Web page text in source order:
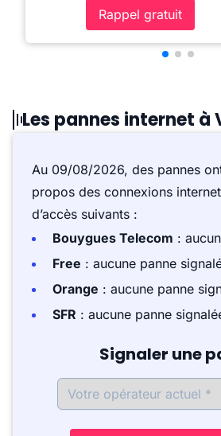
Rappel gratuit
Les pannes internet à
Au 09/08/2026, des pannes
propos des connexions
d’accès suivants :
Bouygues Telecom :
Free : aucune panne
Orange : aucune panne
SFR : aucune panne
Signaler une